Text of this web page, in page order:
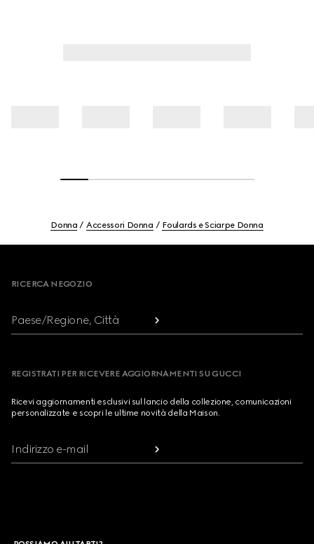
Donna Accessori Donna Foulards e Sciarpe Donna
RICERCA NEGOZIO
Paese/Regione, Città
REGISTRATI PER RICEVERE AGGIORNAMENTI SU GUCCI
Ricevi aggiornamenti esclusivi sul lancio della collezione, comunicazioni
personalizzate e scopri le ultime novità della Maison.
Indirizzo e-mail